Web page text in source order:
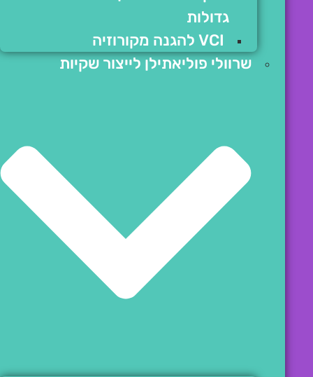
גדולות
VCI להגנה מקורוזיה
שרוולי פוליאתילן לייצור שקיות